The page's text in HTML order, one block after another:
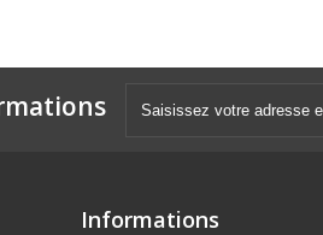
Informations